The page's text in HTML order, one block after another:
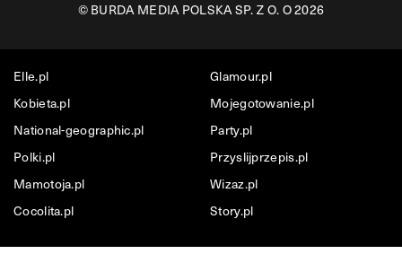
©BURDA MEDIA POLSKA SP. Z O. O 2026
Elle.pl
Glamour.pl
Kobieta.pl
Mojegotowanie.pl
National-geographic.pl
Party.pl
Polki.pl
Przyslijprzepis.pl
Mamotoja.pl
Wizaz.pl
Cocolita.pl
Story.pl